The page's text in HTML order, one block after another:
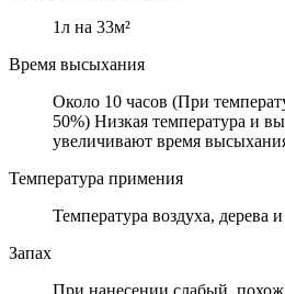
1л на 33м²
Время высыхания
Около 10 часов (При
50%) Низкая температура и
увеличивают время
Температура примения
Температура воздуха, дерева
Запах
При нанесении слабый, похож